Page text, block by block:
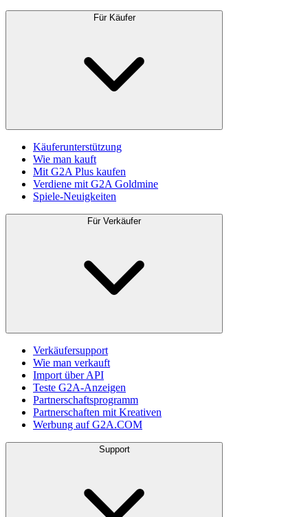
Für Käufer
Käuferunterstützung
Wie man kauft
Mit G2A Plus kaufen
Verdiene mit G2A Goldmine
Spiele-Neuigkeiten
Für Verkäufer
Verkäufersupport
Wie man verkauft
Import über API
Teste G2A-Anzeigen
Partnerschaftsprogramm
Partnerschaften mit Kreativen
Werbung auf G2A.COM
Support